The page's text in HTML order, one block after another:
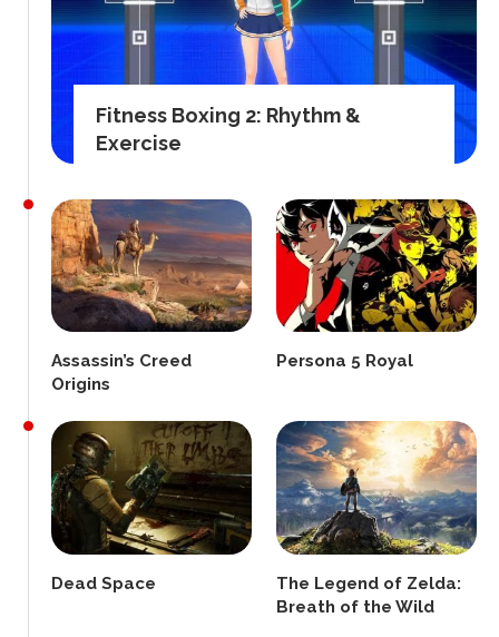
Fitness Boxing 2: Rhythm &
Exercise
Assassin’s Creed
Origins
Persona 5 Royal
Dead Space
The Legend of Zelda:
Breath of the Wild